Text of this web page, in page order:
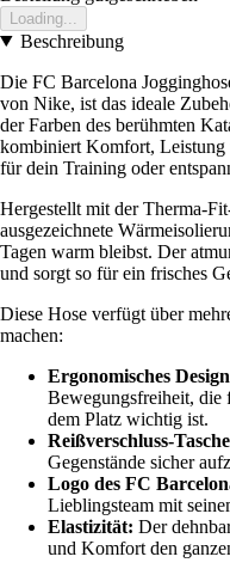
Loading...
Beschreibung
Die FC Barcelona
von Nike, ist das ideale
der Farben des berühmten
kombiniert Komfort, Leistung
für dein Training oder
Hergestellt mit der Therma-
ausgezeichnete
Tagen warm bleibst. Der
und sorgt so für ein frisches
Diese Hose verfügt über
machen:
Ergonomisches
Bewegungsfreiheit, die
dem Platz wichtig ist.
Reißverschluss-
Gegenstände sicher
Logo des FC
Lieblingsteam mit
Elastizität: Der
und Komfort den